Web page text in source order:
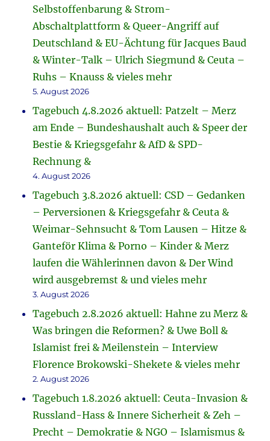
Selbstoffenbarung & Strom-
Abschaltplattform & Queer-Angriff auf
Deutschland & EU-Ächtung für Jacques Baud
& Winter-Talk – Ulrich Siegmund & Ceuta –
Ruhs – Knauss & vieles mehr
5. August 2026
Tagebuch 4.8.2026 aktuell: Patzelt – Merz
am Ende – Bundeshaushalt auch & Speer der
Bestie & Kriegsgefahr & AfD & SPD-
Rechnung &
4. August 2026
Tagebuch 3.8.2026 aktuell: CSD – Gedanken
– Perversionen & Kriegsgefahr & Ceuta &
Weimar-Sehnsucht & Tom Lausen – Hitze &
Ganteför Klima & Porno – Kinder & Merz
laufen die Wählerinnen davon & Der Wind
wird ausgebremst & und vieles mehr
3. August 2026
Tagebuch 2.8.2026 aktuell: Hahne zu Merz &
Was bringen die Reformen? & Uwe Boll &
Islamist frei & Meilenstein – Interview
Florence Brokowski-Shekete & vieles mehr
2. August 2026
Tagebuch 1.8.2026 aktuell: Ceuta-Invasion &
Russland-Hass & Innere Sicherheit & Zeh –
Precht – Demokratie & NGO – Islamismus &